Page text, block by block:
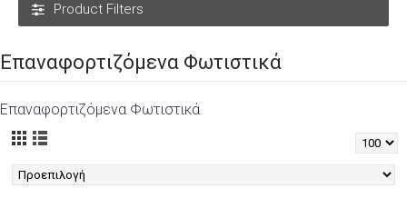
Product Filters
Επαναφορτιζόμενα Φωτιστικά
Επαναφορτιζόμενα Φωτιστικά